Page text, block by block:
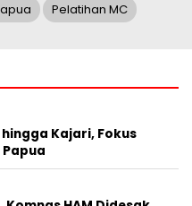
Pelatihan MC
Kajari, Fokus